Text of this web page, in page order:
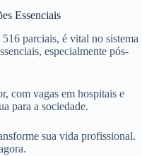
Essenciais
parciais, é vital no sistema
especialmente pós-
com vagas em hospitais e
para a sociedade.
sua vida profissional.